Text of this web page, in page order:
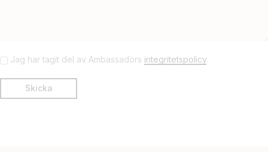
Jag har tagit del av Ambassadörs integritetspolicy.